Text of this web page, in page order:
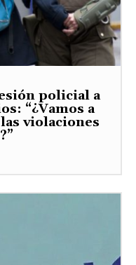
policial a
“¿Vamos a
violaciones